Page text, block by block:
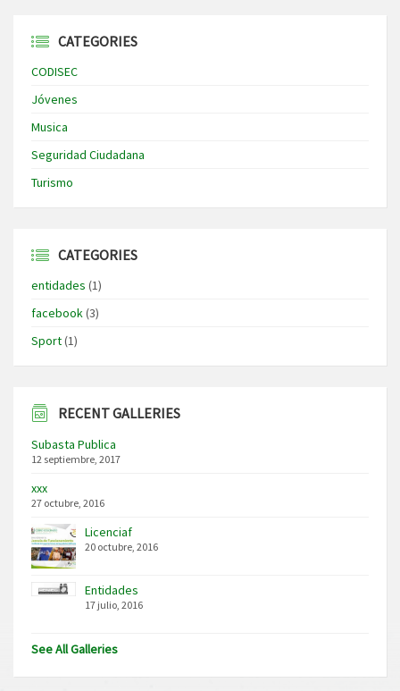
CATEGORIES
CODISEC
Jóvenes
Musica
Seguridad Ciudadana
Turismo
CATEGORIES
entidades (1)
facebook(3)
Sport(1)
RECENT GALLERIES
Subasta Publica
12 septiembre, 2017
xxx
27 octubre, 2016
Licenciaf
20 octubre, 2016
Entidades
17 julio, 2016
See All Galleries